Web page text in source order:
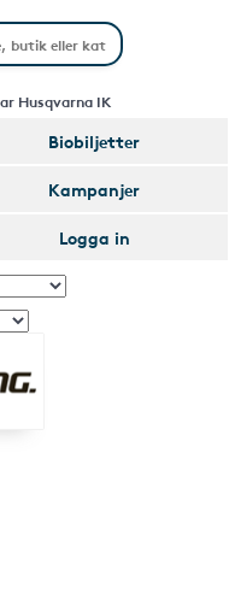
Husqvarna IK
Biobiljetter
Kampanjer
Logga in